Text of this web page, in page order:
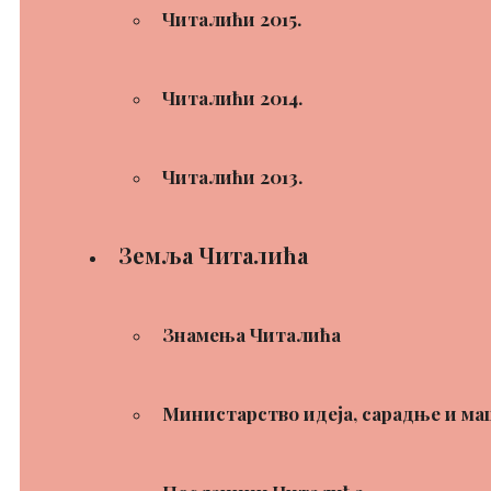
Читалићи 2015.
Читалићи 2014.
Читалићи 2013.
Земља Читалића
Знамења Читалића
Министарство идеја, сарадње и